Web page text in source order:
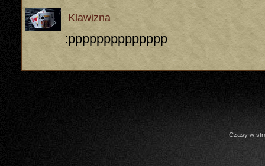
Klawizna
:pppppppppppppp
Czasy w